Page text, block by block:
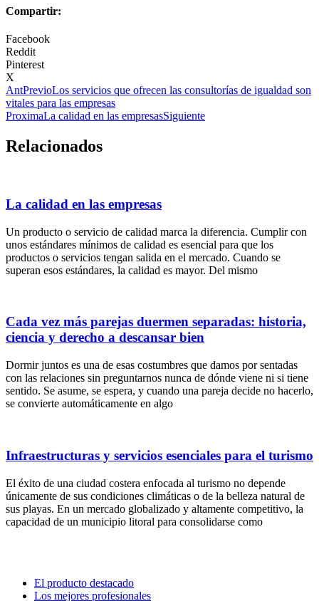
Compartir:
Facebook
Reddit
Pinterest
X
AntPrevioLos servicios que ofrecen las consultorías de igualdad son
vitales para las empresas
ProximaLa calidad en las empresasSiguiente
Relacionados
La calidad en las empresas
Un producto o servicio de calidad marca la diferencia. Cumplir con
unos estándares mínimos de calidad es esencial para que los
productos o servicios tengan salida en el mercado. Cuando se
superan esos estándares, la calidad es mayor. Del mismo
Cada vez más parejas duermen separadas: historia,
ciencia y derecho a descansar bien
Dormir juntos es una de esas costumbres que damos por sentadas
con las relaciones sin preguntarnos nunca de dónde viene ni si tiene
sentido. Se asume, se espera, y cuando una pareja decide no hacerlo,
se convierte automáticamente en algo
Infraestructuras y servicios esenciales para el turismo
El éxito de una ciudad costera enfocada al turismo no depende
únicamente de sus condiciones climáticas o de la belleza natural de
sus playas. En un mercado globalizado y altamente competitivo, la
capacidad de un municipio litoral para consolidarse como
El producto destacado
Los mejores profesionales